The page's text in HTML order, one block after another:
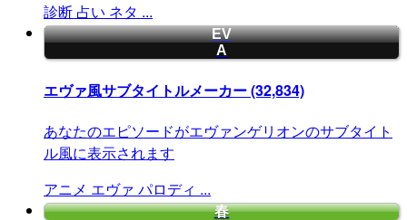
診断 占い ネタ ...
EV
A
エヴァ風サブタイトルメーカー(32,834)
あなたのエピソードがエヴァンゲリオンのサブタイト
ル風に表示されます
アニメ エヴァ パロディ ...
春